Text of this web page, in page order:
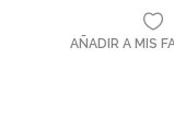
AÑADIR A MIS